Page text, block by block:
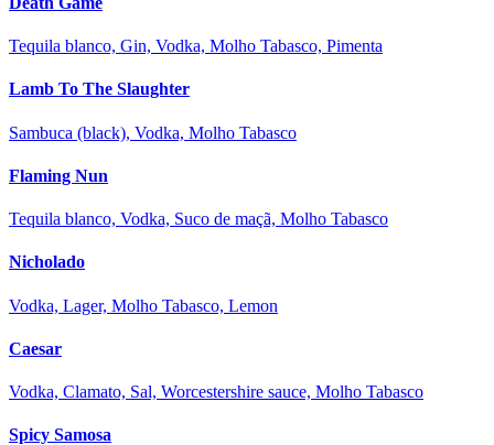
Tequila blanco, Gin, Vodka, Molho Tabasco, Pimenta
Lamb To The Slaughter
Sambuca (black), Vodka, Molho Tabasco
Flaming Nun
Tequila blanco, Vodka, Suco de maçã, Molho Tabasco
Nicholado
Vodka, Lager, Molho Tabasco, Lemon
Caesar
Vodka, Clamato, Sal, Worcestershire sauce, Molho Tabasco
Spicy Samosa